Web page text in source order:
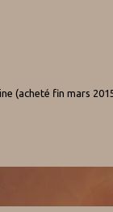
(acheté fin mars